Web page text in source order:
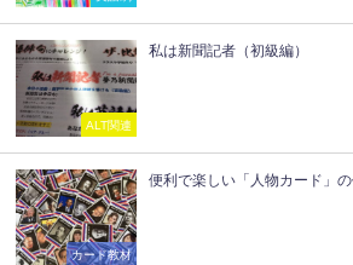
ALT関連
私は新聞記者（初級編）
カード教材
便利で楽しい「人物カード」